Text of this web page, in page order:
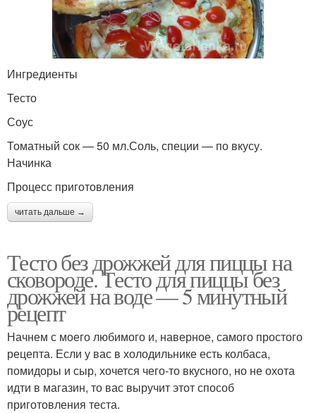
Ингредиенты
Тесто
Соус
Томатный сок — 50 мл.Соль, специи — по вкусу.
Начинка
Процесс приготовления
читать дальше →
Тесто без дрожжей для пиццы на
сковороде. Тесто для пиццы без
дрожжей на воде — 5 минутный
рецепт
Начнем с моего любимого и, наверное, самого простого
рецепта. Если у вас в холодильнике есть колбаса,
помидоры и сыр, хочется чего-то вкусного, но не охота
идти в магазин, то вас выручит этот способ
приготовления теста.